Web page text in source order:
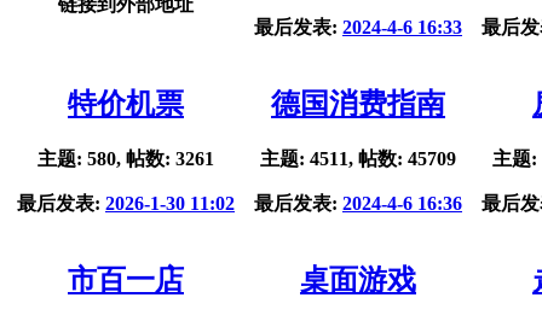
链接到外部地址
最后发表: 2024-4-6 16:33 最后
特价机票
主题: 580, 帖数: 3261
最后发表: 2026-1-30 11:02
德国消费指南
主题: 4511, 帖数: 45709
最后发表: 2024-4-6 16:36
主题:
最后
市百一店 桌面游戏